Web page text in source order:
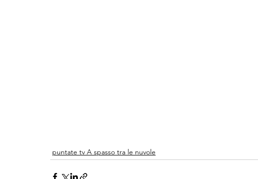
puntate tv A spasso tra le nuvole